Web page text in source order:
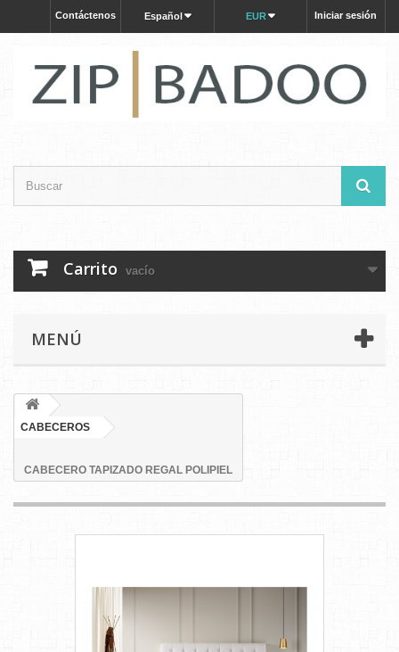
Iniciar sesión
EUR
Español
Contáctenos
Carrito vacío
MENÚ
CABECEROS
CABECERO TAPIZADO REGAL POLIPIEL